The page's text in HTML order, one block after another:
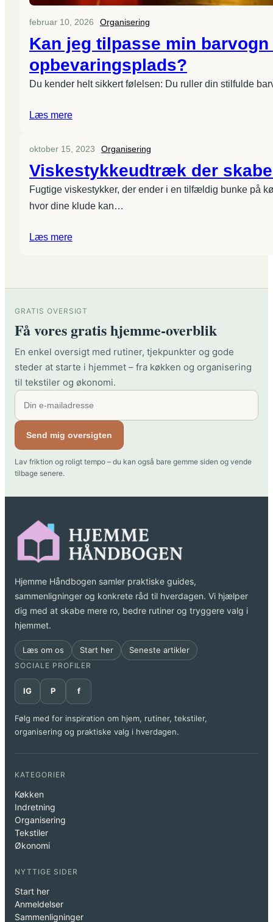
februar 10, 2026 Organisering
Kan jeg tilpasse min
opbevaringsplads?
Du kender helt sikkert følelsen: Du ruller din stilfulde
Læs mere
oktober 15, 2023 Organisering
Viskestykkeudtræk der
Fugtige viskestykker, der ender i en tilfældig bunke på
hvor dine klude kan…
Læs mere
GRATIS OVERSIGT
Få vores gratis hjemme-overblik
En enkel oversigt med rutiner, tjekpunkter og gode
steder at starte i hjemmet – fra køkken og organisering
til tekstiler og økonomi.
Send mig oversigten
Lav friktion og roligt tempo – du kan også bare gemme siden og vende
tilbage senere.
Hjemme Håndbogen samler praktiske guides,
sammenligninger og konkrete råd til hverdagen. Vi hjælper
dig med at skabe mere ro, bedre rutiner og tryggere valg i
hjemmet.
Læs om os Start her Seneste artikler
SOCIALE PROFILER
IG P f
Følg med for inspiration om hjem, rutiner, tekstiler,
organisering og praktiske valg i hverdagen.
KATEGORIER
Køkken
Indretning
Organisering
Tekstiler
Økonomi
NYTTIGE SIDER
Start her
Anmeldelser
Sammenligninger